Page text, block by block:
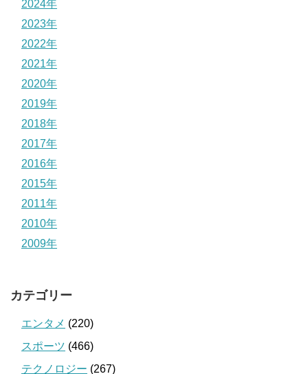
2024年
2023年
2022年
2021年
2020年
2019年
2018年
2017年
2016年
2015年
2011年
2010年
2009年
カテゴリー
エンタメ (220)
スポーツ (466)
テクノロジー (267)